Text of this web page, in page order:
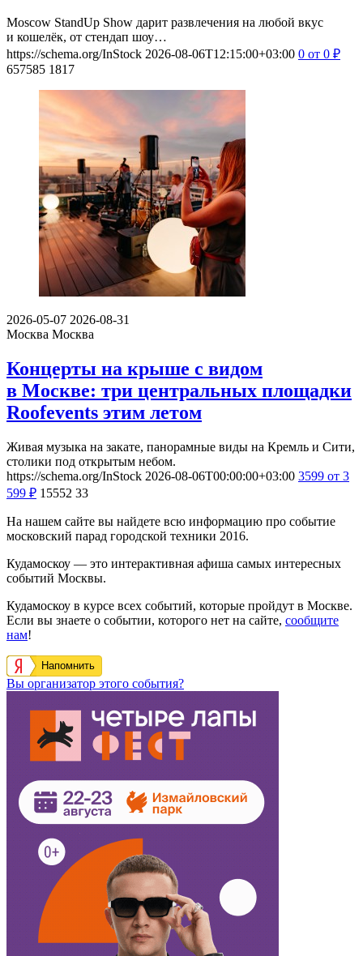
Moscow StandUp Show дарит развлечения на любой вкус
и кошелёк, от стендап шоу…
https://schema.org/InStock 2026-08-06T12:15:00+03:00 0 от 0 ₽
657585 1817
2026-05-07 2026-08-31
Москва Москва
Концерты на крыше с видом
в Москве: три центральных площадки
Roofevents этим летом
Живая музыка на закате, панорамные виды на Кремль и Сити,
столики под открытым небом.
https://schema.org/InStock 2026-08-06T00:00:00+03:00 3599 от 3
599 ₽ 15552 33
На нашем сайте вы найдете всю информацию про событие
московский парад городской техники 2016.
Кудамоскоу — это интерактивная афиша самых интересных
событий Москвы.
Кудамоскоу в курсе всех событий, которые пройдут в Москве.
Если вы знаете о событии, которого нет на сайте, сообщите
нам!
Напомнить
Вы организатор этого события?